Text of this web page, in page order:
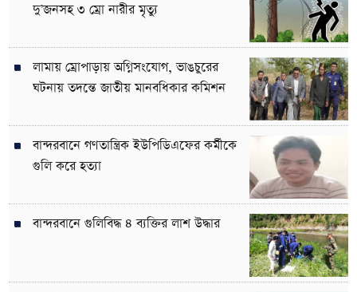
দু’জনসহ ৩ ম্রো নারীর মৃত্যু
লামায় ম্রোপাড়ায় অগ্নিসংযোগ, ভাঙচুরের
ঘটনায় তদন্তে জাতীয় মানবধিকার কমিশন
বান্দরবানে গণতান্ত্রিক ইউপিডিএফের কর্মীকে
গুলি করে হত্যা
বান্দরবানে গুলিবিদ্ধ ৪ ব্যক্তির লাশ উদ্ধার